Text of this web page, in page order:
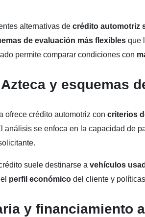
alternativas de crédito automotriz
de evaluación más flexibles que
permite comparar condiciones con
y esquemas
ofrece crédito automotriz con criterios
análisis se enfoca en la capacidad de
suele destinarse a vehículos
perfil económico del cliente y
y financiamiento